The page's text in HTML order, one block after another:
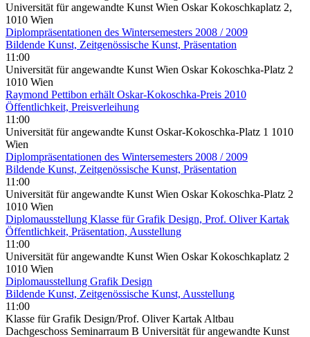
Universität für angewandte Kunst Wien Oskar Kokoschkaplatz 2,
1010 Wien
Diplompräsentationen des Wintersemesters 2008 / 2009
Bildende Kunst, Zeitgenössische Kunst, Präsentation
11:00
Universität für angewandte Kunst Wien Oskar Kokoschka-Platz 2
1010 Wien
Raymond Pettibon erhält Oskar-Kokoschka-Preis 2010
Öffentlichkeit, Preisverleihung
11:00
Universität für angewandte Kunst Oskar-Kokoschka-Platz 1 1010
Wien
Diplompräsentationen des Wintersemesters 2008 / 2009
Bildende Kunst, Zeitgenössische Kunst, Präsentation
11:00
Universität für angewandte Kunst Wien Oskar Kokoschka-Platz 2
1010 Wien
Diplomausstellung Klasse für Grafik Design, Prof. Oliver Kartak
Öffentlichkeit, Präsentation, Ausstellung
11:00
Universität für angewandte Kunst Wien Oskar Kokoschkaplatz 2
1010 Wien
Diplomausstellung Grafik Design
Bildende Kunst, Zeitgenössische Kunst, Ausstellung
11:00
Klasse für Grafik Design/Prof. Oliver Kartak Altbau
Dachgeschoss Seminarraum B Universität für angewandte Kunst